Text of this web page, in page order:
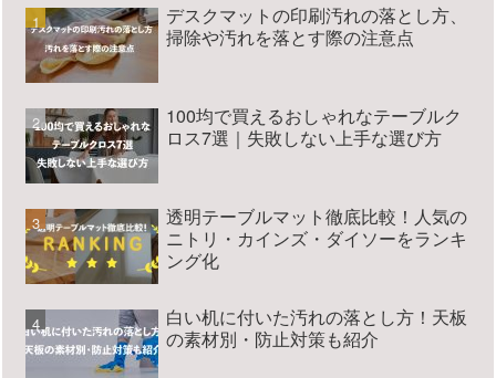
デスクマットの印刷汚れの落とし方、
掃除や汚れを落とす際の注意点
100均で買えるおしゃれなテーブルク
ロス7選｜失敗しない上手な選び方
透明テーブルマット徹底比較！人気の
ニトリ・カインズ・ダイソーをランキ
ング化
白い机に付いた汚れの落とし方！天板
の素材別・防止対策も紹介